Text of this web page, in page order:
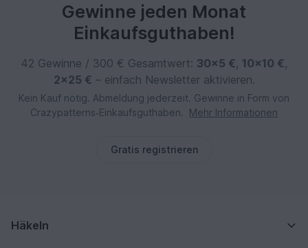
Gewinne jeden Monat
Einkaufsguthaben!
42 Gewinne / 300 € Gesamtwert: 30×5 €, 10×10 €,
2×25 € – einfach Newsletter aktivieren.
Kein Kauf nötig. Abmeldung jederzeit. Gewinne in Form von
Crazypatterns‑Einkaufsguthaben.
Mehr Informationen
Gratis registrieren
Häkeln